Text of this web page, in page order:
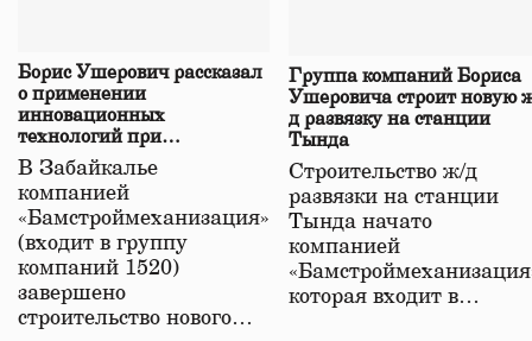
Борис Ушерович рассказал
о применении
инновационных
технологий при
строительстве нового моста
в Забайкалье
В Забайкалье
компанией
«Бамстроймеханизация»
(входит в группу
компаний 1520)
завершено
строительство нового…
Группа компаний Бориса
Ушеровича строит новую
д развязку на станции
Тында
Строительство ж/д
развязки на станции
Тында начато
компанией
которая входит в…